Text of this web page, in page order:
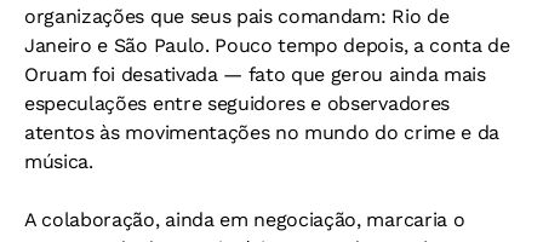
organizações que seus pais comandam: Rio de
Janeiro e São Paulo. Pouco tempo depois, a conta de
Oruam foi desativada — fato que gerou ainda mais
especulações entre seguidores e observadores
atentos às movimentações no mundo do crime e da
música.
A colaboração, ainda em negociação, marcaria o